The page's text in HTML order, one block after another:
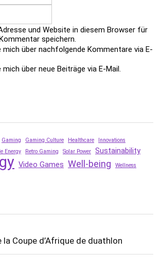
und Website in diesem Browser für
speichern.
mich über nachfolgende Kommentare via E-
über neue Beiträge via E-Mail.
Gaming Gaming Culture Healthcare
Innovations
Energy Retro Gaming Solar Power Sustainability
Video Games Well-being Wellness
Coupe d’Afrique de duathlon